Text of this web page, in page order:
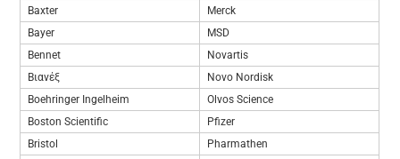
Baxter
Merck
Bayer
MSD
Bennet
Novartis
Βιανέξ
Novo Nordisk
Boehringer Ingelheim
Olvos Science
Boston Scientific
Pfizer
Bristol
Pharmathen